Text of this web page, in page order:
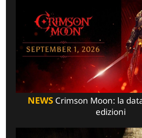
NEWSCrimson Moon: la
edizioni